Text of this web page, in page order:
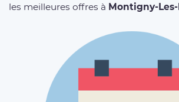
les meilleures offres à Montigny-